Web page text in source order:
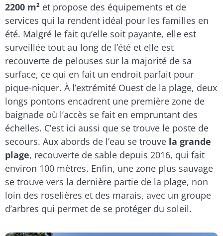
2200 m² et propose des équipements et de
services qui la rendent idéal pour les familles en
été. Malgré le fait qu’elle soit payante, elle est
surveillée tout au long de l’été et elle est
recouverte de pelouses sur la majorité de sa
surface, ce qui en fait un endroit parfait pour
pique-niquer. À l’extrémité Ouest de la plage, deux
longs pontons encadrent une première zone de
baignade où l’accès se fait en empruntant des
échelles. C’est ici aussi que se trouve le poste de
secours. Aux abords de l’eau se trouve la grande
plage, recouverte de sable depuis 2016, qui fait
environ 100 mètres. Enfin, une zone plus sauvage
se trouve vers la dernière partie de la plage, non
loin des roselières et des marais, avec un groupe
d’arbres qui permet de se protéger du soleil.